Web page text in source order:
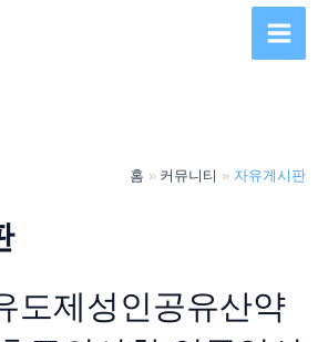
Main
홈 커뮤니티 자유게시판
도제성인공유산약